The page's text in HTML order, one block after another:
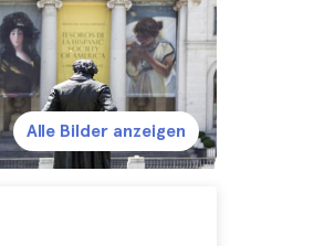
Alle Bilder anzeigen